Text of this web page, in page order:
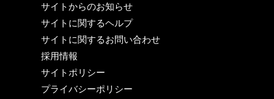
サイトからのお知らせ
サイトに関するヘルプ
サイトに関するお問い合わせ
採用情報
サイトポリシー
プライバシーポリシー